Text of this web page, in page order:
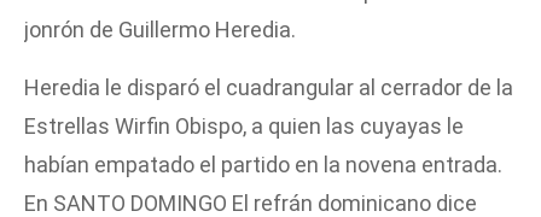
jonrón de Guillermo Heredia.
Heredia le disparó el cuadrangular al cerrador de la
Estrellas Wirfin Obispo, a quien las cuyayas le
habían empatado el partido en la novena entrada.
En SANTO DOMINGO El refrán dominicano dice